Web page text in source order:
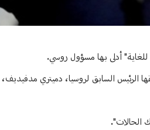
للغاية" أدلى بها مسؤول روسي.
الرئيس السابق لروسيا، دميتري
الحالات".